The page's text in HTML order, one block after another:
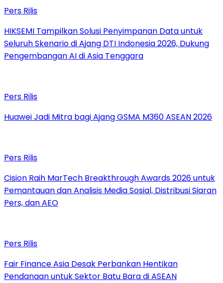
Pers Rilis
HIKSEMI Tampilkan Solusi Penyimpanan Data untuk
Seluruh Skenario di Ajang DTI Indonesia 2026, Dukung
Pengembangan AI di Asia Tenggara
Pers Rilis
Huawei Jadi Mitra bagi Ajang GSMA M360 ASEAN 2026
Pers Rilis
Cision Raih MarTech Breakthrough Awards 2026 untuk
Pemantauan dan Analisis Media Sosial, Distribusi Siaran
Pers, dan AEO
Pers Rilis
Fair Finance Asia Desak Perbankan Hentikan
Pendanaan untuk Sektor Batu Bara di ASEAN